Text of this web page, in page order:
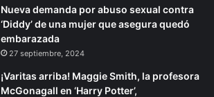
Nueva demanda por abuso sexual contra
‘Diddy’ de una mujer que asegura quedó
embarazada
27 septiembre, 2024
¡Varitas arriba! Maggie Smith, la profesora
McGonagall en ‘Harry Potter’,